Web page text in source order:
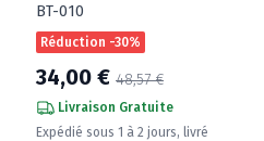
BT-010
Réduction -30%
34,00 € 48,57 €
Livraison Gratuite
Expédié sous 1 à 2 jours, livré